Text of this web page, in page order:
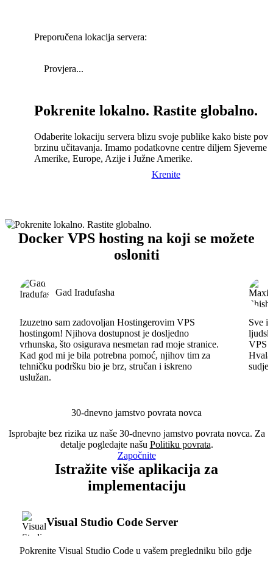
Preporučena lokacija servera:
Provjera...
Pokrenite lokalno. Rastite globalno.
Odaberite lokaciju servera blizu svoje publike kako biste
brzinu učitavanja. Imamo podatkovne centre diljem Sjeverne
Amerike, Europe, Azije i Južne Amerike.
Krenite
Docker VPS hosting na koji se možete
osloniti
Gad Iradufasha
Izuzetno sam zadovoljan Hostingerovim VPS
hostingom! Njihova dostupnost je dosljedno
vrhunska, što osigurava nesmetan rad moje stranice.
Kad god mi je bila potrebna pomoć, njihov tim za
tehničku podršku bio je brz, stručan i iskreno
uslužan.
Sve
VPS
30-dnevno jamstvo povrata novca
Isprobajte bez rizika uz naše 30-dnevno jamstvo povrata novca. Za
detalje pogledajte našu Politiku povrata.
Započnite
Istražite više aplikacija za
implementaciju
Visual Studio Code Server
Pokrenite Visual Studio Code u vašem pregledniku bilo gdje